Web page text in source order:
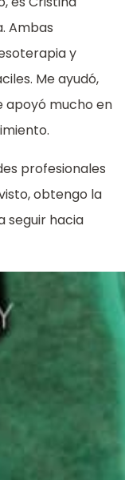
Ambas
y
Me ayudó,
apoyó mucho en
profesionales
obtengo la
seguir hacia